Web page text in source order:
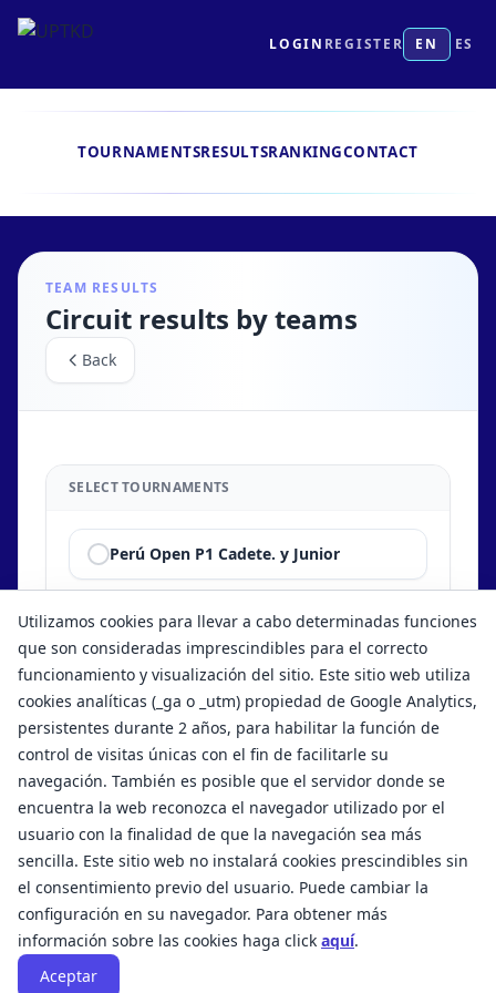
LOGIN REGISTER EN ES
TOURNAMENTSRESULTSRANKINGCONTACT
TEAM RESULTS
Circuit results by teams
Back
SELECT TOURNAMENTS
Perú Open P1 Cadete. y Junior
Peru Open G1 Senior 2023
Utilizamos cookies para llevar a cabo determinadas funciones
que son consideradas imprescindibles para el correcto
funcionamiento y visualización del sitio. Este sitio web utiliza
cookies analíticas (_ga o _utm) propiedad de Google Analytics,
persistentes durante 2 años, para habilitar la función de
control de visitas únicas con el fin de facilitarle su
navegación. También es posible que el servidor donde se
encuentra la web reconozca el navegador utilizado por el
usuario con la finalidad de que la navegación sea más
sencilla. Este sitio web no instalará cookies prescindibles sin
el consentimiento previo del usuario. Puede cambiar la
configuración en su navegador. Para obtener más
información sobre las cookies haga click aquí.
Aceptar
Términos y condiciones de usoAviso legal
Política de privacidad
© Copyrights 2026. UPTKD®.